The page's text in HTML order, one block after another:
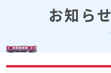
お知ら